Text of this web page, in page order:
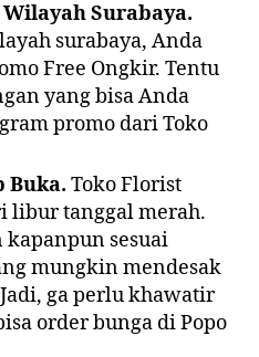
Surabaya.
surabaya, Anda
Free Ongkir. Tentu
yang bisa Anda
promo dari Toko
Buka. Toko Florist
libur tanggal merah.
kapanpun sesuai
mungkin mendesak
ga perlu khawatir
order bunga di Popo